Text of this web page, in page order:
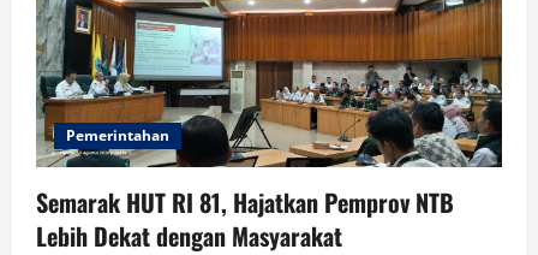
t
i
o
n
Pemerintahan
Semarak HUT RI 81, Hajatkan Pemprov NTB
Lebih Dekat dengan Masyarakat